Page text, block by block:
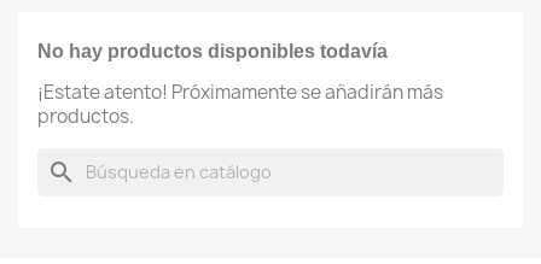
No hay productos disponibles todavía
¡Estate atento! Próximamente se añadirán más
productos.
search